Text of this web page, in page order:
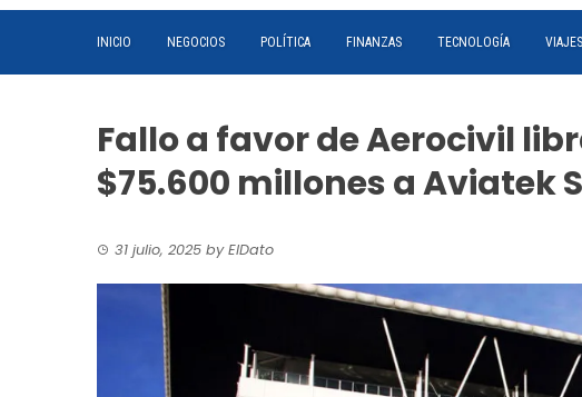
INICIO NEGOCIOS POLÍTICA FINANZAS TECNOLOGÍA VIAJES
Fallo a favor de Aerocivil
$75.600 millones a Aviatek
31 julio, 2025 byElDato